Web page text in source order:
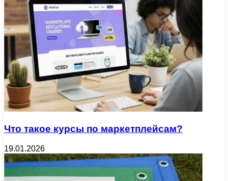
Что такое курсы по маркетплейсам?
19.01.2026